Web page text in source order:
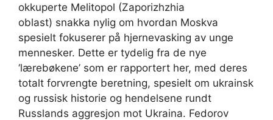
okkuperte Melitopol (Zaporizhzhia
oblast) snakka nylig om hvordan Moskva
spesielt fokuserer på hjernevasking av unge
mennesker. Dette er tydelig fra de nye
‘lærebøkene’ som er rapportert her, med deres
totalt forvrengte beretning, spesielt om ukrainsk
og russisk historie og hendelsene rundt
Russlands aggresjon mot Ukraina. Fedorov